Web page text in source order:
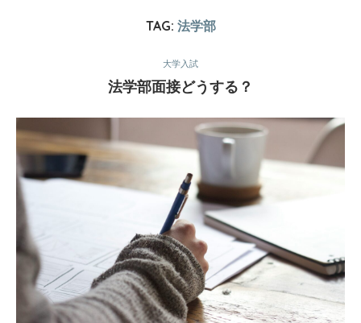
TAG: 法学部
大学入試
法学部面接どうする？